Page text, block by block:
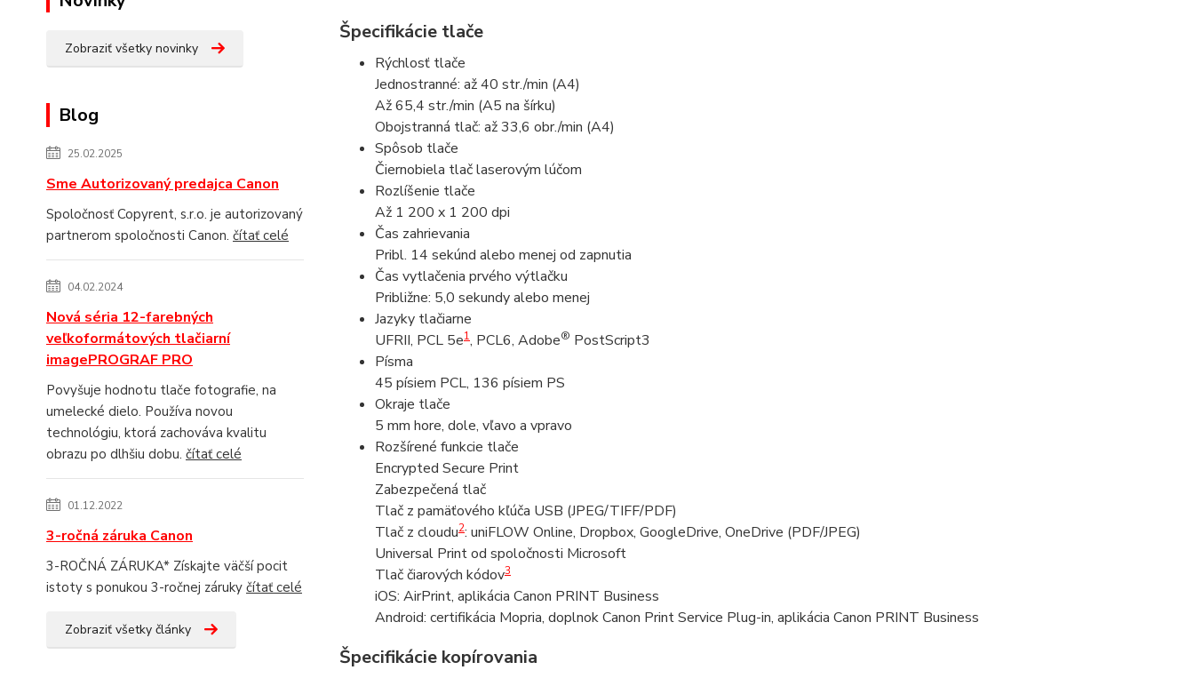
Zobraziť všetky novinky
Blog
25.02.2025
Sme Autorizovaný predajca Canon
Spoločnosť Copyrent, s.r.o. je autorizovaný
partnerom spoločnosti Canon. čítať celé
04.02.2024
Nová séria 12-farebných
veľkoformátových tlačiarní
imagePROGRAF PRO
Povyšuje hodnotu tlače fotografie, na
umelecké dielo. Používa novou
technológiu, ktorá zachováva kvalitu
obrazu po dlhšiu dobu. čítať celé
01.12.2022
3-ročná záruka Canon
3-ROČNÁ ZÁRUKA* Získajte väčší pocit
istoty s ponukou 3-ročnej záruky čítať celé
Zobraziť všetky články
Špecifikácie tlače
Rýchlosť tlače
Jednostranné: až 40 str./min (A4)
Až 65,4 str./min (A5 na šírku)
Obojstranná tlač: až 33,6 obr./min (A4)
Spôsob tlače
Čiernobiela tlač laserovým lúčom
Rozlíšenie tlače
Až 1 200 x 1 200 dpi
Čas zahrievania
Pribl. 14 sekúnd alebo menej od zapnutia
Čas vytlačenia prvého výtlačku
Približne: 5,0 sekundy alebo menej
Jazyky tlačiarne
UFRII, PCL 5e1, PCL6, Adobe® PostScript3
Písma
45 písiem PCL, 136 písiem PS
Okraje tlače
5 mm hore, dole, vľavo a vpravo
Rozšírené funkcie tlače
Encrypted Secure Print
Zabezpečená tlač
Tlač z pamäťového kľúča USB (JPEG/TIFF/PDF)
Tlač z cloudu2: uniFLOW Online, Dropbox, GoogleDrive, OneDrive (PDF/JPEG)
Universal Print od spoločnosti Microsoft
Tlač čiarových kódov3
iOS: AirPrint, aplikácia Canon PRINT Business
Android: certifikácia Mopria, doplnok Canon Print Service Plug-in, aplikácia Canon PRINT Business
Špecifikácie kopírovania